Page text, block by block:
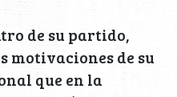
de su partido,
motivaciones de su
que en la